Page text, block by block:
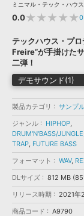
プラグイン・
サンプルパック »
ソフトウェア
DAW »
効果音 »
BGM »
特集 »
ニュースレタ
SONICWIREブ
製品サポート
DTMガイド »
FAQ »
お問い合わせ »
VIENNA
EZ
ELECTRONICA
ソフト音源
ソフトウェア
メーカー
フォーマット
ランキング
ミニマル・テック・ハウ
0.0★★★★★0
テックハウス・プ
Freire”が手掛けた
二弾！
デモサウンド(1)
製品カテゴリ
サンプ
ジャンル
HIPHOP,
DRUM'N'BASS/JUNGLE
TRAP, FUTURE BASS
フォーマット
WAV,
DLサイズ
812 MB
リリース時期
2021年
商品コード
A9790